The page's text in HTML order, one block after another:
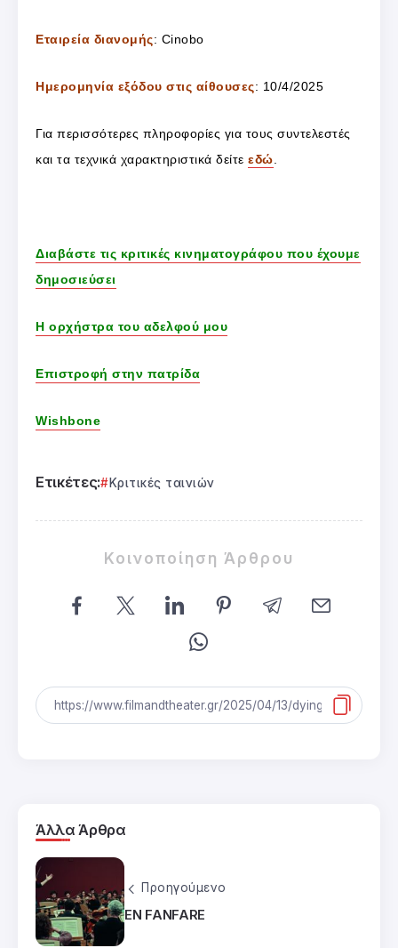
Εταιρεία διανομής: Cinobo
Ημερομηνία εξόδου στις αίθουσες: 10/4/2025
Για περισσότερες πληροφορίες για τους συντελεστές
και τα τεχνικά χαρακτηριστικά δείτε εδώ
Διαβάστε τις κριτικές κινηματογράφου που έχουμε
δημοσιεύσει
Η ορχήστρα του αδελφού μου
Επιστροφή στην πατρίδα
Wishbone
Ετικέτες: Κριτικές ταινιών
Κοινοποίηση Άρθρου
Άλλα Άρθρα
Προηγούμενο
EN FANFARE